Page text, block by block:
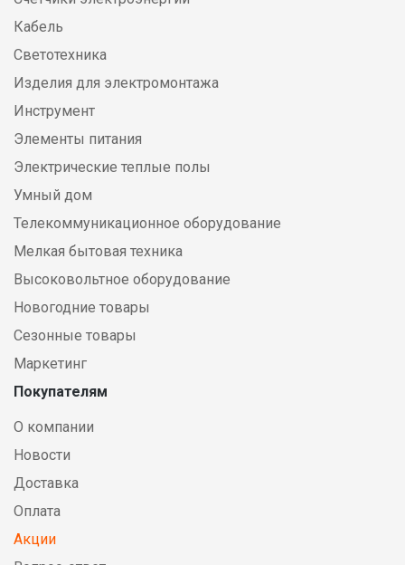
Кабель
Светотехника
Изделия для электромонтажа
Инструмент
Элементы питания
Электрические теплые полы
Умный дом
Телекоммуникационное оборудование
Мелкая бытовая техника
Высоковольтное оборудование
Новогодние товары
Сезонные товары
Маркетинг
Покупателям
О компании
Новости
Доставка
Оплата
Акции